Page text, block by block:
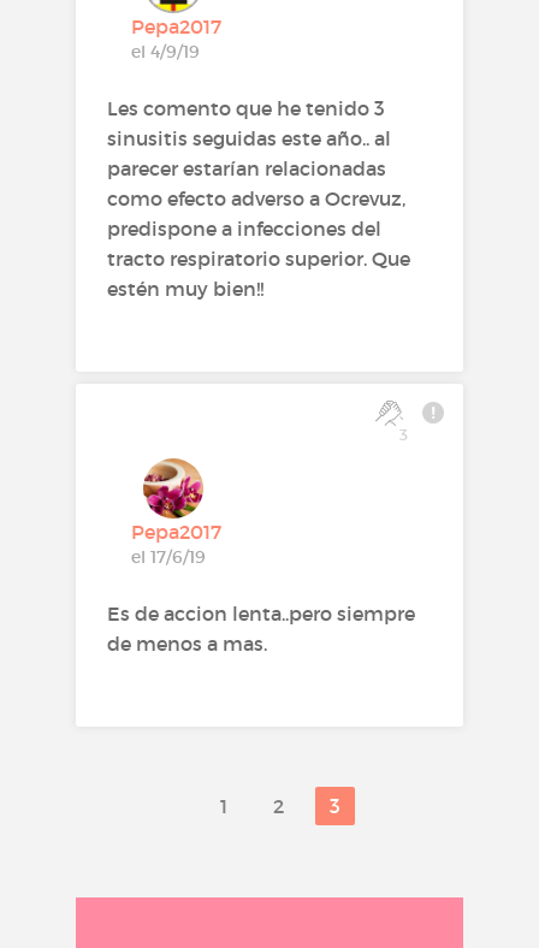
Pepa2017
el 4/9/19
Les comento que he tenido 3
sinusitis seguidas este año.. al
parecer estarían relacionadas
como efecto adverso a Ocrevuz,
predispone a infecciones del
tracto respiratorio superior. Que
estén muy bien!!
3
Pepa2017
el 17/6/19
Es de accion lenta..pero siempre
de menos a mas.
1 2 3